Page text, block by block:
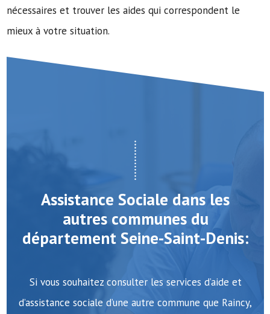
nécessaires et trouver les aides qui correspondent le
mieux à votre situation.
Assistance Sociale dans les
autres communes du
département Seine-Saint-Denis:
Si vous souhaitez consulter les services d’aide et
d’assistance sociale d’une autre commune que Raincy,